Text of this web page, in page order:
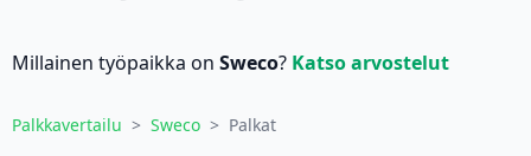
Millainen työpaikka on Sweco? Katso arvostelut
Palkkavertailu > Sweco > Palkat